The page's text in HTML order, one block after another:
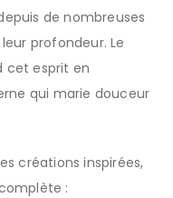
de nombreuses
profondeur. Le
cet esprit en
qui marie douceur
créations inspirées,
: